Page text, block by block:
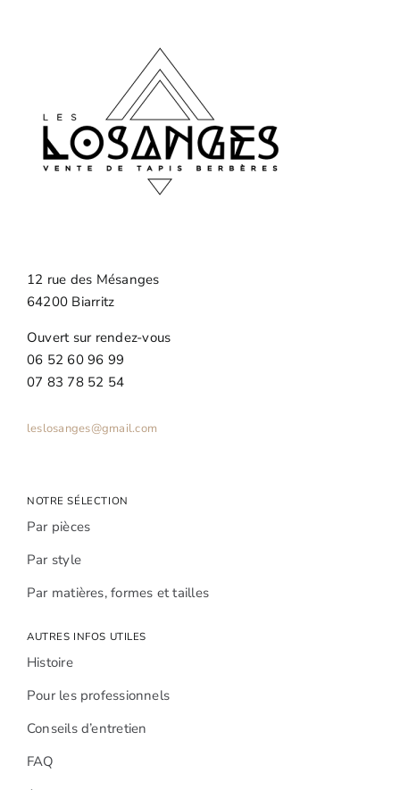
12 rue des Mésanges
64200 Biarritz
Ouvert sur rendez-vous
06 52 60 96 99
07 83 78 52 54
leslosanges@gmail.com
NOTRE SÉLECTION
Par pièces
Par style
Par matières, formes et tailles
AUTRES INFOS UTILES
Histoire
Pour les professionnels
Conseils d’entretien
FAQ